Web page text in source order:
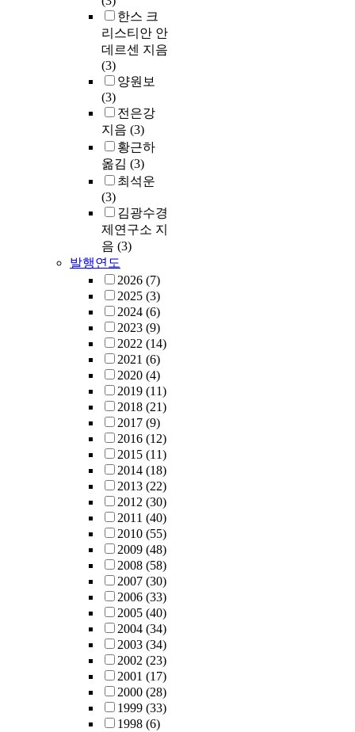
한스 크
리스티안 안
데르센 지음
(3)
양원보
(3)
전은강
지음 (3)
황근하
옮김 (3)
최석운
(3)
김광수경
제연구소 지
음 (3)
발행연도
2026 (7)
2025 (3)
2024 (6)
2023 (9)
2022 (14)
2021 (6)
2020 (4)
2019 (11)
2018 (21)
2017 (9)
2016 (12)
2015 (11)
2014 (18)
2013 (22)
2012 (30)
2011 (40)
2010 (55)
2009 (48)
2008 (58)
2007 (30)
2006 (33)
2005 (40)
2004 (34)
2003 (34)
2002 (23)
2001 (17)
2000 (28)
1999 (33)
1998 (6)